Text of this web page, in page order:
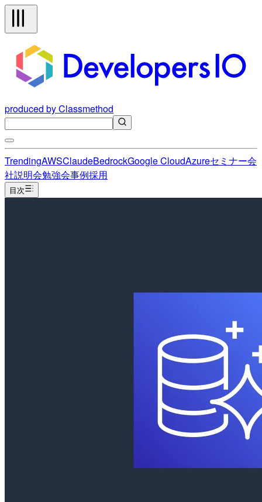
produced by Classmethod
TrendingAWSClaudeBedrockGoogle CloudAzureセミナー会
社説明会勉強会事例採用
目次